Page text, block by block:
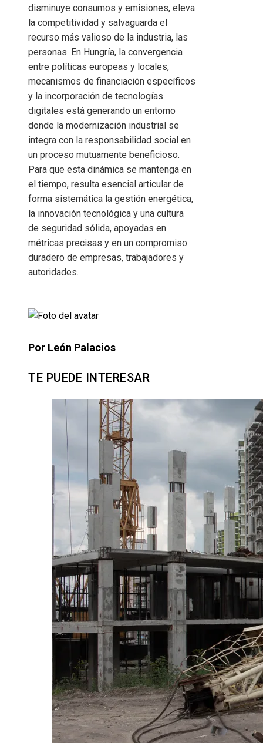
disminuye consumos y emisiones, eleva
la competitividad y salvaguarda el
recurso más valioso de la industria, las
personas. En Hungría, la convergencia
entre políticas europeas y locales,
mecanismos de financiación específicos
y la incorporación de tecnologías
digitales está generando un entorno
donde la modernización industrial se
integra con la responsabilidad social en
un proceso mutuamente beneficioso.
Para que esta dinámica se mantenga en
el tiempo, resulta esencial articular de
forma sistemática la gestión energética,
la innovación tecnológica y una cultura
de seguridad sólida, apoyadas en
métricas precisas y en un compromiso
duradero de empresas, trabajadores y
autoridades.
Por León Palacios
TE PUEDE INTERESAR